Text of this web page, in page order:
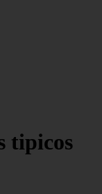
tipicos